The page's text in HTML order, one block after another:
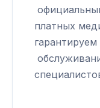
платных